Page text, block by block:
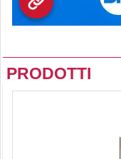
PRODOTTI